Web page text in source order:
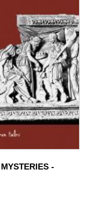
-